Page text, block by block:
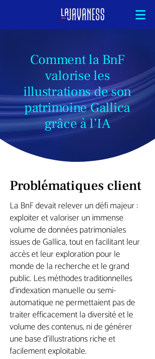
Comment la BnF
valorise les
illustrations de son
patrimoine Gallica
grâce à l’IA
Problématiques client
La BnF devait relever un défi majeur :
exploiter et valoriser un immense
volume de données patrimoniales
issues de Gallica, tout en facilitant leur
accès et leur exploration pour le
monde de la recherche et le grand
public. Les méthodes traditionnelles
d’indexation manuelle ou semi-
automatique ne permettaient pas de
traiter efficacement la diversité et le
volume des contenus, ni de générer
une base d’illustrations riche et
facilement exploitable.